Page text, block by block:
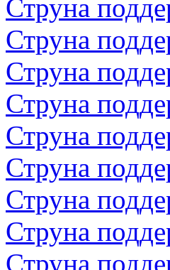
Струна
Струна
Струна
Струна
Струна
Струна
Струна
Струна
Струна